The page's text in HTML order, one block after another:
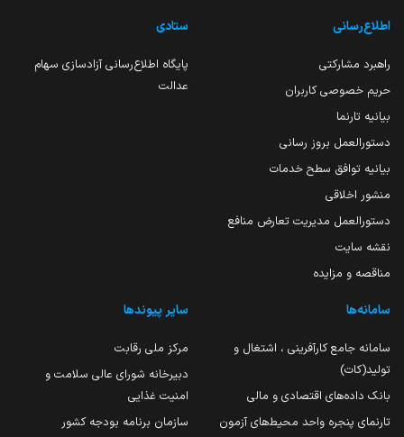
اطلاع‌رسانی
راهبرد مشارکتی
حریم خصوصی کاربران
بیانیه تارنما
دستورالعمل بروز رسانی
بیانیه توافق سطح خدمات
منشور اخلاقی
دستورالعمل مدیریت تعارض منافع
نقشه سایت
مناقصه و مزایده
ستادی
پایگاه اطلاع‌رسانی آزادسازی سهام
عدالت
سامانه‌ها
سامانه جامع کارآفرینی ، اشتغال و
تولید(کات)
بانک داده‌های اقتصادی و مالی
تارنمای پنجره واحد محیط‌های آزمون
سایر پیوندها
مرکز ملی رقابت
دبیرخانه شورای عالی سلامت و
امنیت غذایی
سازمان برنامه بودجه کشور